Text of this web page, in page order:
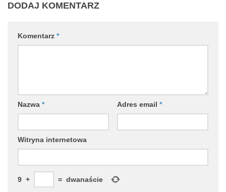
DODAJ KOMENTARZ
Komentarz *
Nazwa * Adres email *
Witryna internetowa
9 + = dwanaście